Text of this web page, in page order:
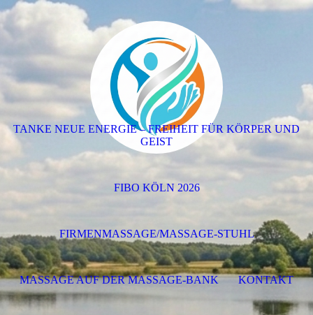
TANKE NEUE ENERGIE – FREIHEIT FÜR KÖRPER UND
GEIST
FIBO KÖLN 2026
FIRMENMASSAGE/MASSAGE-STUHL
MASSAGE AUF DER MASSAGE-BANK KONTAKT